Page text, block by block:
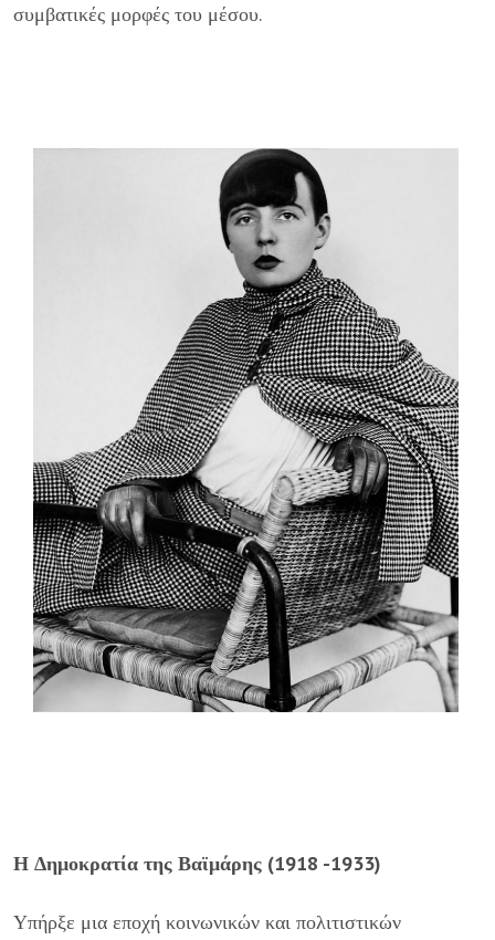
συμβατικές μορφές του μέσου.
Η Δημοκρατία της Βαϊμάρης (1918 -1933)
Υπήρξε μια εποχή κοινωνικών και πολιτιστικών